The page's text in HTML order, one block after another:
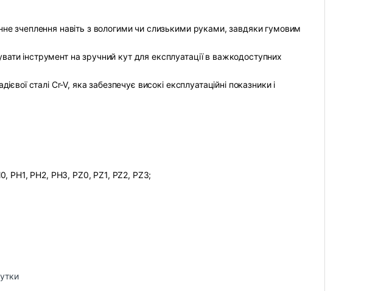
зчеплення навіть з вологими чи слизькими руками, завдяки гумовим
інструмент на зручний кут для експлуатації в важкодоступних
сталі Cr-V, яка забезпечує високі експлуатаційні показники і
PH1, PH2, PH3, PZ0, PZ1, PZ2, PZ3;